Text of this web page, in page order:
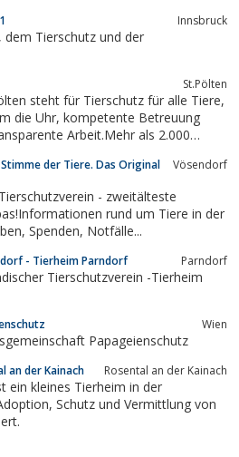
Innsbruck
St.Pölten
steht für Tierschutz für alle Tiere,
Betreuung
Arbeit.Mehr als 2.000
der Tiere. Das Original
Vösendorf
- zweitälteste
rund um Tiere in der
Not, Tierhaltung, Tierabgaben, Spenden, Notfälle...
- Tierheim Parndorf Parndorf
Tierschutzverein -Tierheim
Wien
Papageienschutz
an der Kainach Rosental an der Kainach
ein kleines Tierheim in der